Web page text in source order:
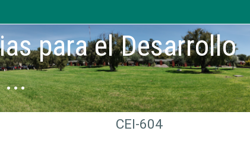
para el Desarrollo
CEI-604